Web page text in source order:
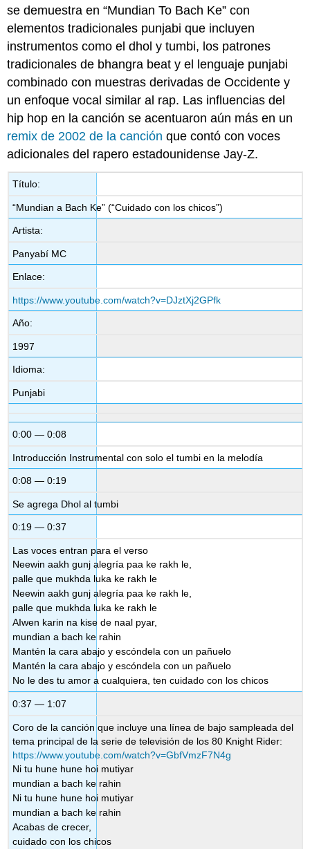
se demuestra en “Mundian To Bach Ke” con
elementos tradicionales punjabi que incluyen
instrumentos como el dhol y tumbi, los patrones
tradicionales de bhangra beat y el lenguaje punjabi
combinado con muestras derivadas de Occidente y
un enfoque vocal similar al rap. Las influencias del
hip hop en la canción se acentuaron aún más en un
remix de 2002 de la canción que contó con voces
adicionales del rapero estadounidense Jay-Z.
Título:
“Mundian a Bach Ke” (“Cuidado con los chicos”)
Artista:
Panyabí MC
Enlace:
https://www.youtube.com/watch?v=DJztXj2GPfk
Año:
1997
Idioma:
Punjabi
0:00 — 0:08
Introducción Instrumental con solo el tumbi en la melodía
0:08 — 0:19
Se agrega Dhol al tumbi
0:19 — 0:37
Las voces entran para el verso
Neewin aakh gunj alegría paa ke rakh le,
palle que mukhda luka ke rakh le
Neewin aakh gunj alegría paa ke rakh le,
palle que mukhda luka ke rakh le
AIwen karin na kise de naal pyar,
mundian a bach ke rahin
Mantén la cara abajo y escóndela con un pañuelo
Mantén la cara abajo y escóndela con un pañuelo
No le des tu amor a cualquiera, ten cuidado con los chicos
0:37 — 1:07
Coro de la canción que incluye una línea de bajo sampleada del
tema principal de la serie de televisión de los 80 Knight Rider:
https://www.youtube.com/watch?v=GbfVmzF7N4g
Ni tu hune hune hoi mutiyar
mundian a bach ke rahin
Ni tu hune hune hoi mutiyar
mundian a bach ke rahin
Acabas de crecer,
cuidado con los chicos